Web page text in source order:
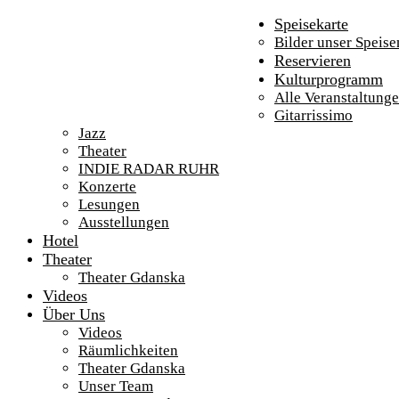
Speisekarte
Bilder unser
Reservieren
Kulturprogramm
Alle
Gitarrissimo
Jazz
Theater
INDIE RADAR RUHR
Konzerte
Lesungen
Ausstellungen
Hotel
Theater
Theater Gdanska
Videos
Über Uns
Videos
Räumlichkeiten
Theater Gdanska
Unser Team